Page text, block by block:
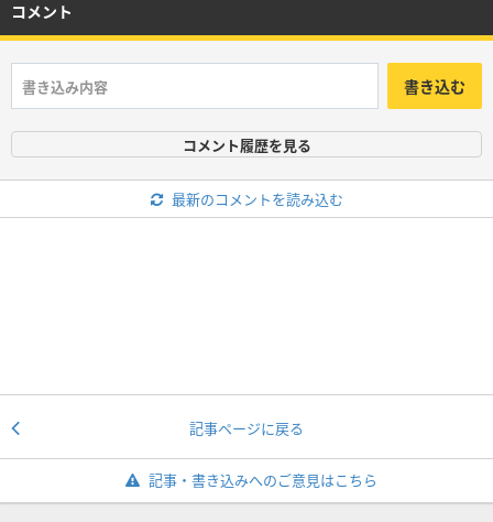
コメント
書き込む
コメント履歴を見る
最新のコメントを読み込む
記事ページに戻る
記事・書き込みへのご意見はこちら